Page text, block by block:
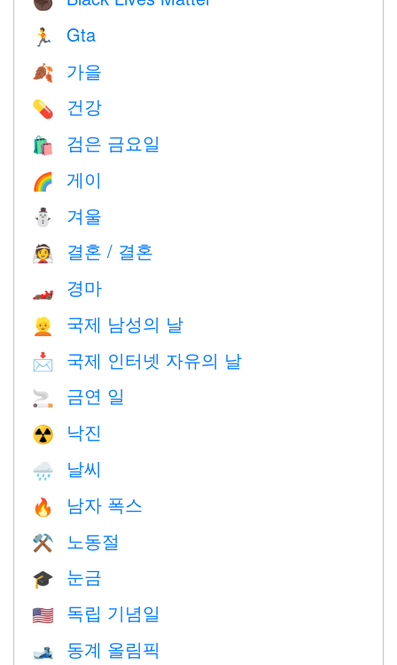
🏃 Gta
🍂 가을
💊 건강
🛍 검은 금요일
🌈 게이
⛄ 겨울
👰 결혼 / 결혼
🏎 경마
👱 국제 남성의 날
📩 국제 인터넷 자유의 날
🚬 금연 일
☢️ 낙진
🌧 날씨
🔥 남자 폭스
⚒️ 노동절
🎓 눈금
🇺🇸 독립 기념일
🎿 동계 올림픽